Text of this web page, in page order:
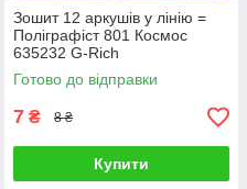
Зошит 12 аркушів у лінію =
Поліграфіст 801 Космос
635232 G-Rich
Готово до відправки
7 ₴ 8 ₴
Купити